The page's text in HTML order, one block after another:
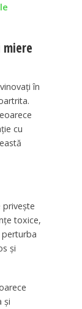
miere
în
cu
privește
toxice,
și
și